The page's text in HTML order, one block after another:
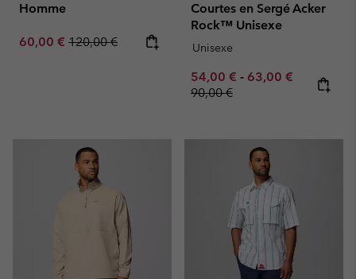
Homme
Sale price:
60,00 € Regular price:
120,00 €
Courtes en Sergé Acker
Rock™ Unisexe
Unisexe
Minimum sale price:
54,00 € - Maximum sale
63,00 € Regular
90,00 €